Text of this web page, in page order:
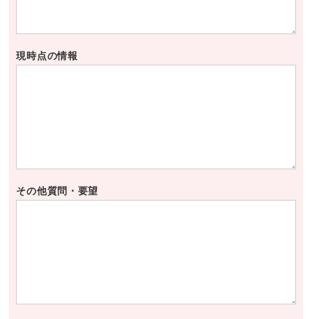
現時点の情報
その他質問・要望